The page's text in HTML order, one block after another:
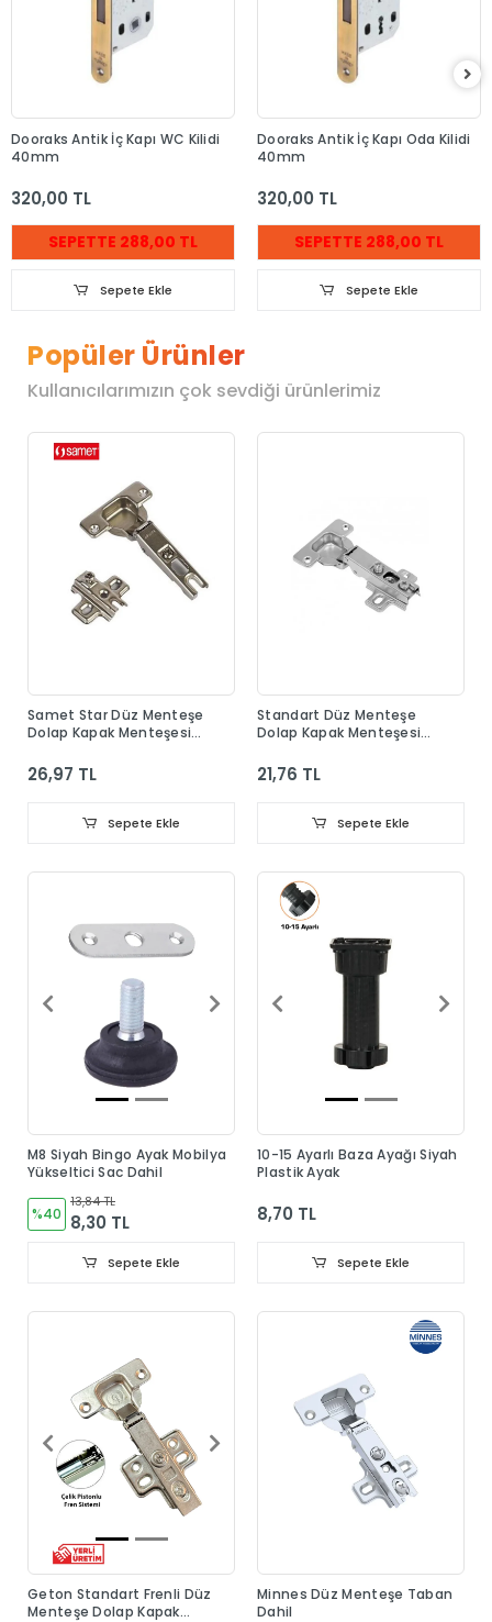
Dooraks Antik İç Kapı WC Kilidi
40mm
320,00 TL
SEPETTE 288,00 TL
Sepete Ekle
Dooraks Antik İç Kapı Oda Kilidi
40mm
320,00 TL
SEPETTE 288,00 TL
Sepete Ekle
Popüler Ürünler
Kullanıcılarımızın çok sevdiği ürünlerimiz
Samet Star Düz Menteşe
Dolap Kapak Menteşesi
26,97 TL
Sepete Ekle
Standart Düz Menteşe
Dolap Kapak Menteşesi
21,76 TL
Sepete Ekle
M8 Siyah Bingo Ayak Mobilya
Yükseltici Sac Dahil
%40
13,84 TL
8,30 TL
Sepete Ekle
10-15 Ayarlı Baza Ayağı Siyah
Plastik Ayak
8,70 TL
Sepete Ekle
Geton Standart Frenli Düz
Menteşe Dolap Kapak
Minnes Düz Menteşe Taban
Dahil